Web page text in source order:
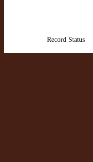
Record Status